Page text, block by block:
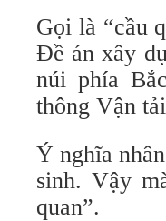
Gọi là “cầu
Đề án xây
núi phía
thông Vận
Ý nghĩa
sinh. Vậy
quan”.